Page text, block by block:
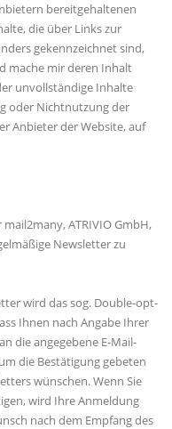
bereitgehaltenen
die über Links zur
gekennzeichnet sind,
mache mir deren Inhalt
unvollständige Inhalte
oder Nichtnutzung der
Anbieter der Website, auf
ATRIVIO GmbH,
Newsletter zu
wird das sog. Double-opt-
Ihnen nach Angabe Ihrer
die angegebene E-Mail-
die Bestätigung gebeten
wünschen. Wenn Sie
wird Ihre Anmeldung
nach dem Empfang des